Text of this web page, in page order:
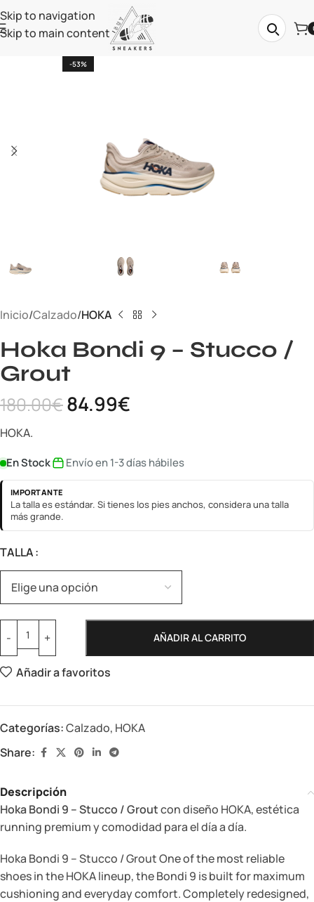
Skip to navigation
Skip to main content
-53%
Inicio Calzado HOKA
Hoka Bondi 9 – Stucco /
Grout
180.00€84.99€
HOKA.
En Stock Envío en 1-3 días hábiles
IMPORTANTE
La talla es estándar. Si tienes los pies anchos, considera una talla
más grande.
TALLA
AÑADIR AL CARRITO
Añadir a favoritos
Categorías:Calzado, HOKA
Share:
Descripción
Hoka Bondi 9 – Stucco / Groutcon diseño HOKA, estética
running premium y comodidad para el día a día.
Hoka Bondi 9 – Stucco / Grout One of the most reliable
shoes in the HOKA lineup, the Bondi 9 is built for maximum
cushioning and everyday comfort. Completely redesigned,